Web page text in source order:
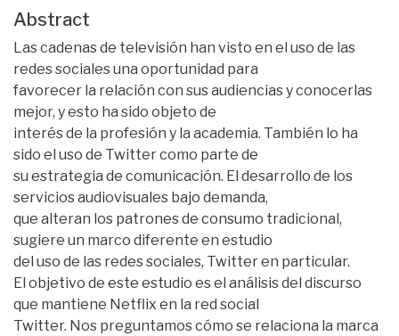
Abstract
Las cadenas de televisión han visto en el uso de las
redes sociales una oportunidad para
favorecer la relación con sus audiencias y conocerlas
mejor, y esto ha sido objeto de
interés de la profesión y la academia. También lo ha
sido el uso de Twitter como parte de
su estrategia de comunicación. El desarrollo de los
servicios audiovisuales bajo demanda,
que alteran los patrones de consumo tradicional,
sugiere un marco diferente en estudio
del uso de las redes sociales, Twitter en particular.
El objetivo de este estudio es el análisis del discurso
que mantiene Netflix en la red social
Twitter. Nos preguntamos cómo se relaciona la marca